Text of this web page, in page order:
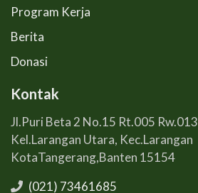
Program Kerja
Berita
Donasi
Kontak
Jl.Puri Beta 2 No.15 Rt.005 Rw.013
Kel.Larangan Utara, Kec.Larangan
KotaTangerang,Banten 15154
(021) 73461685